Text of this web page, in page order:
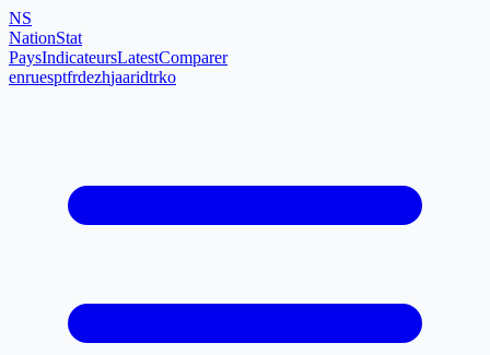
NS
NationStat
PaysIndicateursLatestComparer
enruesptfrdezhjaaridtrko